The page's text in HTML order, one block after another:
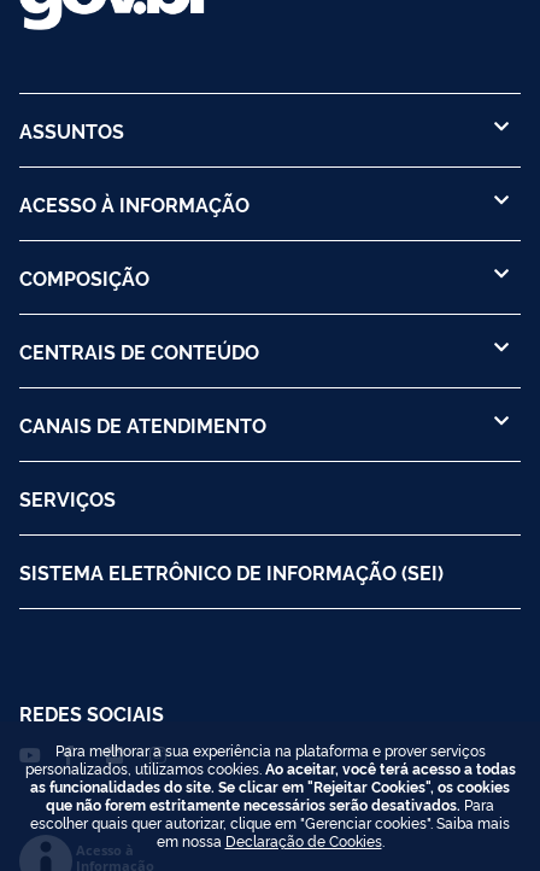
ASSUNTOS
ACESSO À INFORMAÇÃO
COMPOSIÇÃO
CENTRAIS DE CONTEÚDO
CANAIS DE ATENDIMENTO
SERVIÇOS
SISTEMA ELETRÔNICO DE INFORMAÇÃO (SEI)
REDES SOCIAIS
Acesso à
Informação
Para melhorar a sua experiência na plataforma e prover serviços
personalizados, utilizamos cookies. Ao aceitar, você terá acesso a todas
as funcionalidades do site. Se clicar em "Rejeitar Cookies", os cookies
que não forem estritamente necessários serão desativados. Para
escolher quais quer autorizar, clique em "Gerenciar cookies". Saiba mais
em nossa Declaração de Cookies.